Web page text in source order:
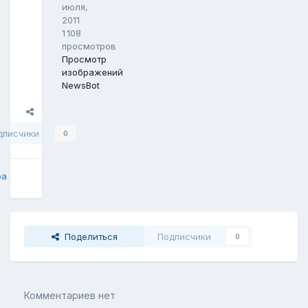
июля,
2011
1 108
просмотров
Просмотр
изображений
NewsBot
0
Поделиться Подписчики 0
Комментариев нет